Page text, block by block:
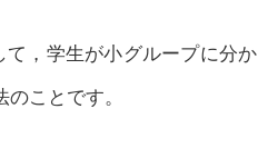
て，学生が小グループに分か
ことです。